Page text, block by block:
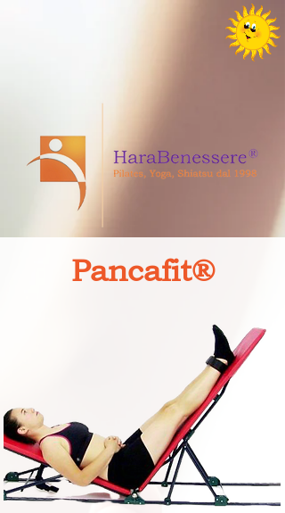
Pancafit®